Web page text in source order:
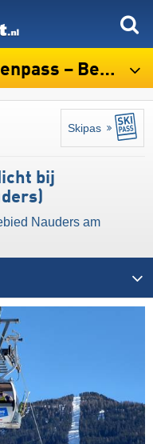
– Bergkastel
Skipas
bij
Nauders am